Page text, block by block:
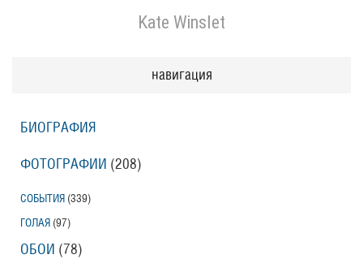
Kate Winslet
навигация
БИОГРАФИЯ
ФОТОГРАФИИ (208)
СОБЫТИЯ (339)
ГОЛАЯ (97)
ОБОИ (78)